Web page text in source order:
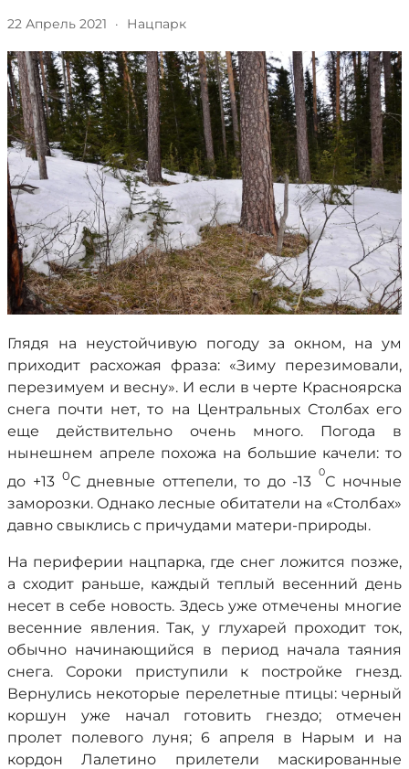
22 Апрель 2021 · Нацпарк
Глядя на неустойчивую погоду за окном, на ум
приходит расхожая фраза: «Зиму перезимовали,
перезимуем и весну». И если в черте Красноярска
снега почти нет, то на Центральных Столбах его
еще действительно очень много. Погода в
нынешнем апреле похожа на большие качели: то
до +13 0С дневные оттепели, то до -13
0
С ночные
заморозки. Однако лесные обитатели на «Столбах»
давно свыклись с причудами матери-природы.
На периферии нацпарка, где снег ложится позже,
а сходит раньше, каждый теплый весенний день
несет в себе новость. Здесь уже отмечены многие
весенние явления. Так, у глухарей проходит ток,
обычно начинающийся в период начала таяния
снега. Сороки приступили к постройке гнезд.
Вернулись некоторые перелетные птицы: черный
коршун уже начал готовить гнездо; отмечен
пролет полевого луня; 6 апреля в Нарым и на
кордон Лалетино прилетели маскированные